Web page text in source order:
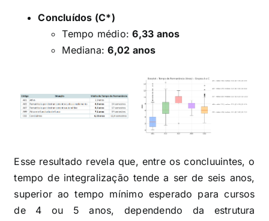
Concluídos (C*)
Tempo médio:6,33 anos
Mediana:6,02 anos
Esse resultado revela que, entre os concluuintes, o
tempo de integralização tende a ser de seis anos,
superior ao tempo mínimo esperado para cursos
de 4 ou 5 anos, dependendo da estrutura